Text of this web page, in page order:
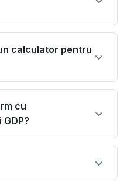
calculator pentru
cu